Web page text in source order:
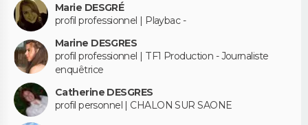
Marie DESGRÉ
profil professionnel | Playbac -
Marine DESGRES
profil professionnel | TF1 Production - Journaliste
enquêtrice
Catherine DESGRES
profil personnel | CHALON SUR SAONE